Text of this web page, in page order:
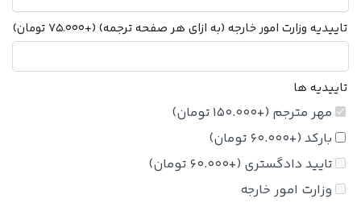
تاییدیه وزارت امور خارجه (به ازای هر صفحه ترجمه)(+
75.000تومان)
تاییدیه ها
مهر مترجم(+
150.000تومان)
بارکد(+
60.000تومان)
تایید دادگستری(+
60.000تومان)
وزارت امور خارجه